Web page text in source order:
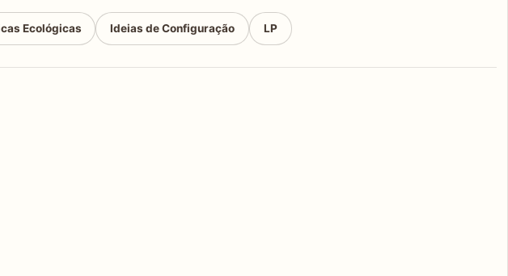
Ecológicas Ideias de Configuração LP